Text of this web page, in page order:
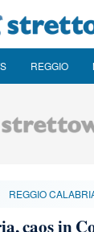
REGGIO
REGGIO
caos in